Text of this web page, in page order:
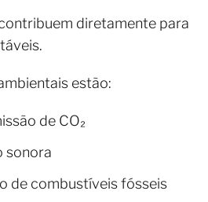
diretamente para
estão:
de CO₂
sonora
de combustíveis fósseis